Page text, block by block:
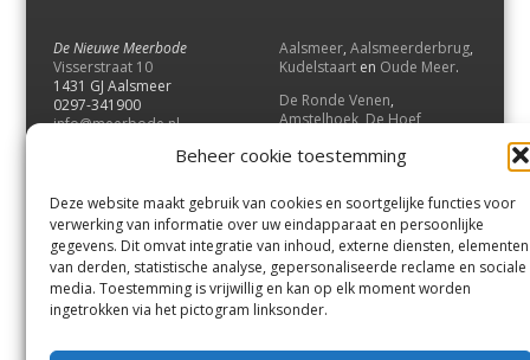
Beheer cookie toestemming
Deze website maakt gebruik van cookies en soortgelijke functies voor
verwerking van informatie over uw eindapparaat en persoonlijke
gegevens. Dit omvat integratie van inhoud, externe diensten, elementen
van derden, statistische analyse, gepersonaliseerde reclame en sociale
media. Toestemming is vrijwillig en kan op elk moment worden
ingetrokken via het pictogram linksonder.
De Nieuwe Meerbode
Visserstraat 10
1431 GJ Aalsmeer
0297-341900
info@meerbode.nl
Aalsmeer, Aalsmeerderbrug,
Kudelstaart en Oude Meer.
De Ronde Venen,
Amstelhoek,De Hoef,
Vrouwenakker,Waverveen
UithoornenDe Kwakel.
Contact
Andere uitgaven
Bezorgklacht
Vacatures